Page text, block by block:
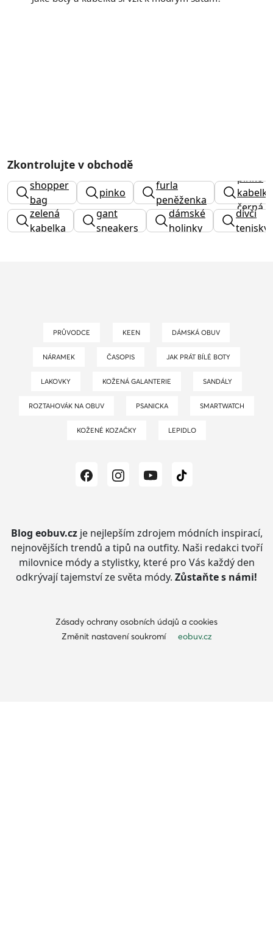
Zkontrolujte v obchodě
shopper
bag
pinko
furla
peněženka
pinko
kabelka
černá
zelená
kabelka
gant
sneakers
dámské
holinky
dívčí
tenisky
PRŮVODCE KEEN DÁMSKÁ OBUV
NÁRAMEK ČASOPIS JAK PRÁT BÍLÉ BOTY
LAKOVKY KOŽENÁ GALANTERIE SANDÁLY
ROZTAHOVÁK NA OBUV PSANICKA SMARTWATCH
KOŽENÉ KOZAČKY LEPIDLO
Blog eobuv.czje nejlepším zdrojem módních inspirací,
nejnovějších trendů a tipů na outfity. Naši redakci tvoří
milovnice módy a stylistky, které pro Vás každý den
odkrývají tajemství ze světa módy. Zůstaňte s námi!
Zásady ochrany osobních údajů a cookies
Změnit nastavení soukromí
eobuv.cz